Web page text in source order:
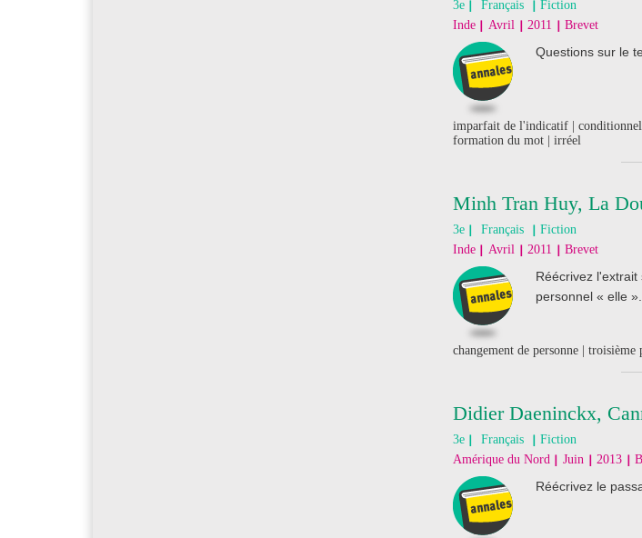
3e Français
Fiction
Inde Avril 2011 Brevet
Questions sur le
imparfait de l'indicatif | conditionnel
formation du mot | irréel
Minh Tran Huy, La
3e Français
Fiction
Inde Avril 2011 Brevet
Réécrivez
personnel « elle ».
changement de personne |
Didier Daeninckx,
3e Français
Fiction
Amérique du Nord Juin 2013
Réécrivez le